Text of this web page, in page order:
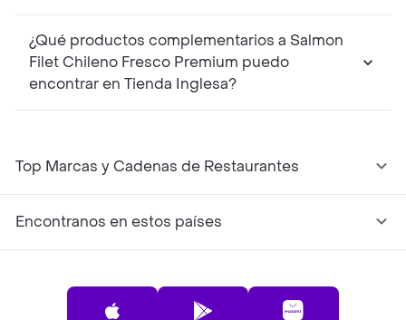
¿Qué productos complementarios a Salmon
Filet Chileno Fresco Premium puedo
encontrar en Tienda Inglesa?
Top Marcas y Cadenas de Restaurantes
Encontranos en estos países